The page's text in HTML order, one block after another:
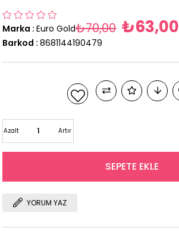
Marka : Euro Gold₺70,00 ₺63,00
Barkod : 8681144190479
Artır
Azalt
YORUM YAZ